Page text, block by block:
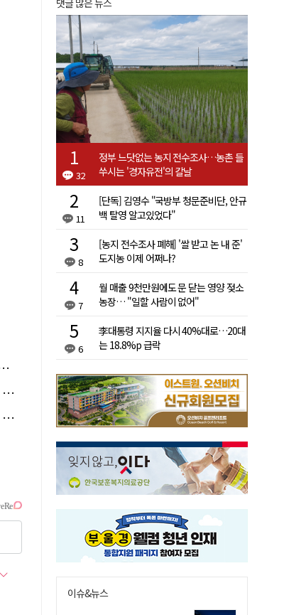
댓글 많은 뉴스
32
정부 느닷없는 농지 전수조사…농촌 들
쑤시는 '경자유전'의 칼날
11
[단독] 김영수 "국방부 청문준비단, 안규
백 탈영 알고있었다"
8
[농지 전수조사 폐해] '쌀 받고 논 내 준'
도지농 이제 어쩌나?
7
월 매출 9천만원에도 문 닫는 영양 젖소
농장… "일할 사람이 없어"
6
李대통령 지지율 다시 40%대로…20대
는 18.8%p 급락
이슈&뉴스